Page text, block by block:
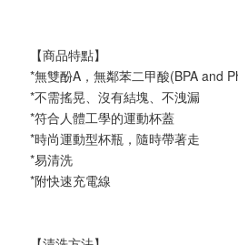
【商品特點】
*無雙酚A，無鄰苯二甲酸(BPA and
*不需搖晃、沒有結塊、不洩漏
*符合人體工學的運動杯蓋
*時尚運動型杯瓶，隨時帶著走
*易清洗
*附快速充電線